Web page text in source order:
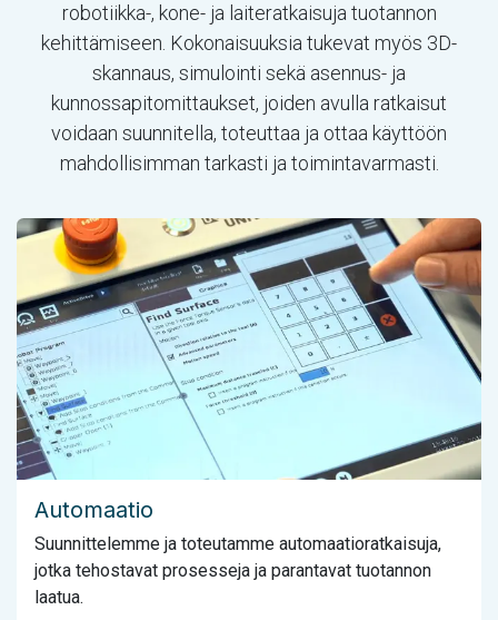
robotiikka-, kone- ja laiteratkaisuja tuotannon
kehittämiseen. Kokonaisuuksia tukevat myös 3D-
skannaus, simulointi sekä asennus- ja
kunnossapitomittaukset, joiden avulla ratkaisut
voidaan suunnitella, toteuttaa ja ottaa käyttöön
mahdollisimman tarkasti ja toimintavarmasti.
Automaatio
Suunnittelemme ja toteutamme automaatioratkaisuja,
jotka tehostavat prosesseja ja parantavat tuotannon
laatua.